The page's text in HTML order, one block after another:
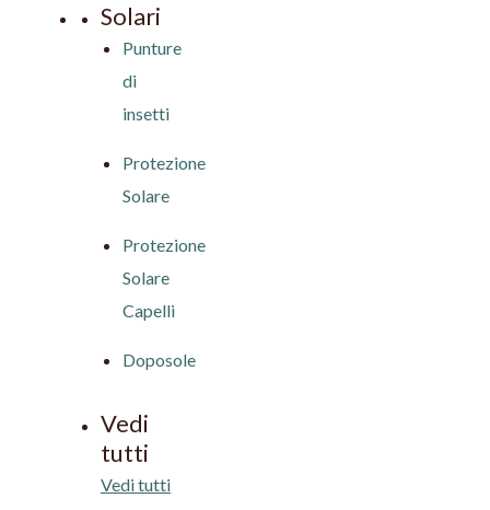
Solari
Punture
di
insetti
Protezione
Solare
Protezione
Solare
Capelli
Doposole
Vedi
tutti
Vedi tutti